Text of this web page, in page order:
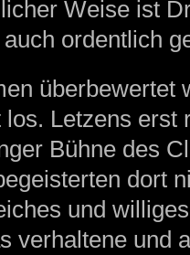
Weise ist
ordentlich
überbewertet
Letzens
Bühne des
dort
und
verhaltene und